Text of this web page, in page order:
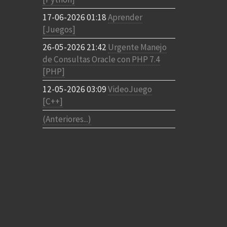
17-06-2026 01:18Aprender
[Juegos]
26-05-2026 21:42 Urgente Manejo
de Consultas Oracle con PHP 7.4
[PHP]
12-05-2026 03:09VideoJuego
[C++]
(Anteriores...)